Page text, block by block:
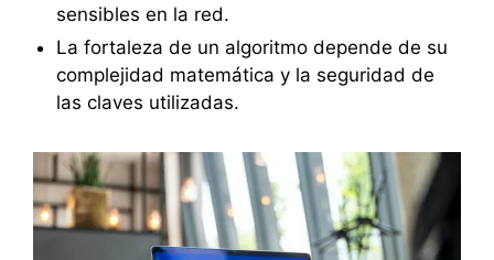
sensibles en la red.
La fortaleza de un algoritmo depende de su
complejidad matemática y la seguridad de
las claves utilizadas.